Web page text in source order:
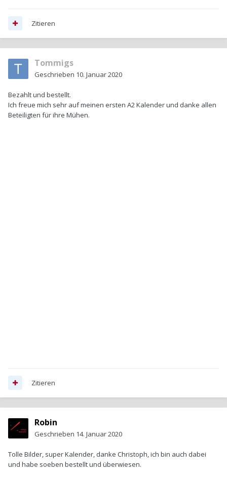
Zitieren
Tommigs
Geschrieben 10. Januar 2020
Bezahlt und bestellt.
Ich freue mich sehr auf meinen ersten A2 Kalender und danke allen
Beteiligten für ihre Mühen.
Zitieren
Robin
Geschrieben 14. Januar 2020
Tolle Bilder, super Kalender, danke Christoph, ich bin auch dabei
und habe soeben bestellt und überwiesen.